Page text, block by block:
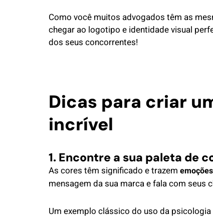
Como você muitos advogados têm as
chegar ao logotipo e identidade visual
dos seus concorrentes!
Dicas para criar
incrível
1. Encontre a sua paleta de
As cores têm significado e trazem emoções
mensagem da sua marca e fala com seus
Um exemplo clássico do uso da